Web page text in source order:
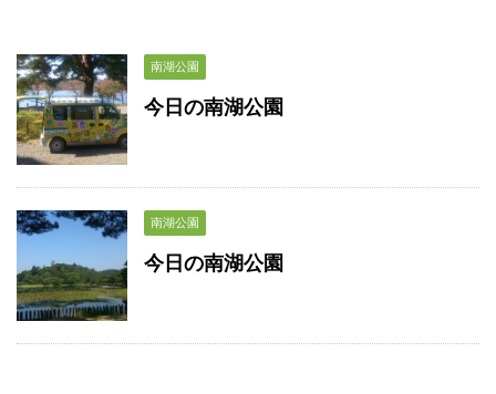
南湖公園
今日の南湖公園
南湖公園
今日の南湖公園